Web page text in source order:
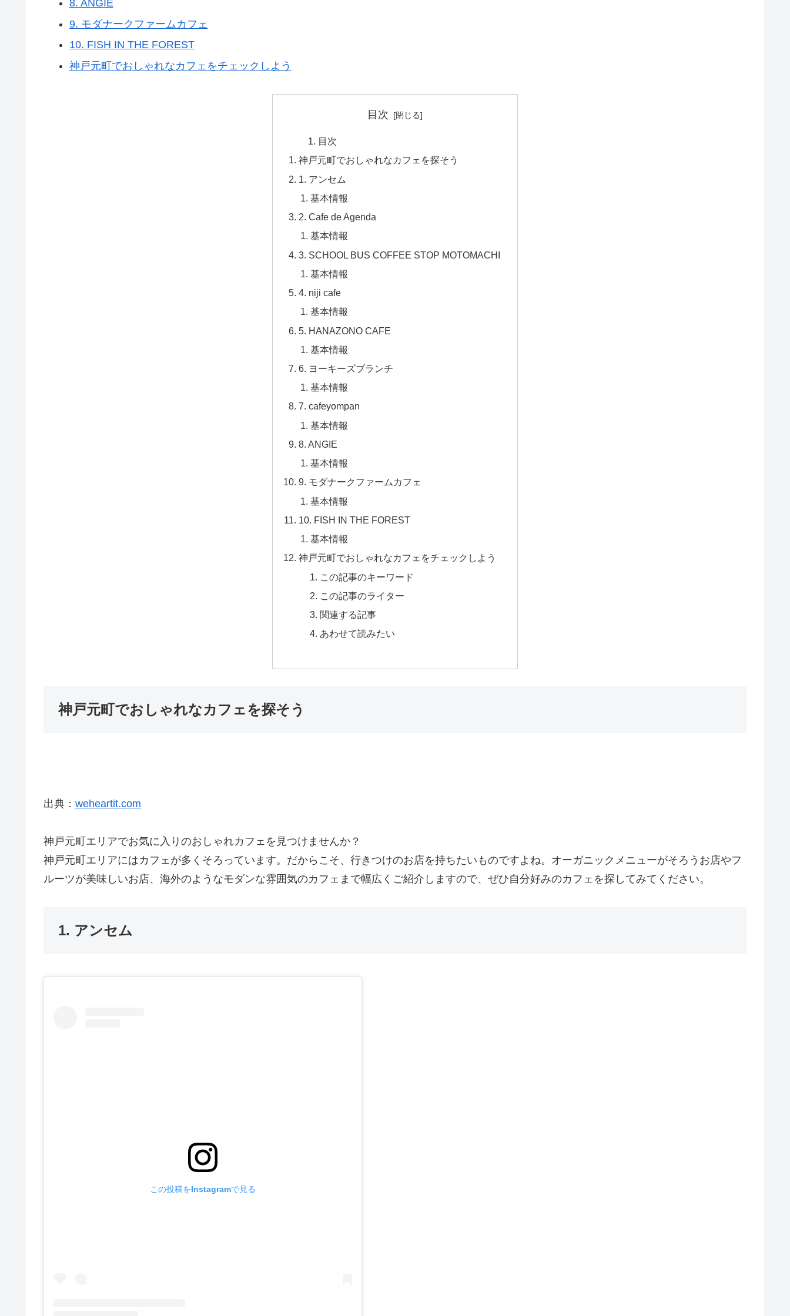
8. ANGIE
9. モダナークファームカフェ
10. FISH IN THE FOREST
神戸元町でおしゃれなカフェをチェックしよう
目次
目次
神戸元町でおしゃれなカフェを探そう
1. アンセム
基本情報
2. Cafe de Agenda
基本情報
3. SCHOOL BUS COFFEE STOP MOTOMACHI
基本情報
4. niji cafe
基本情報
5. HANAZONO CAFE
基本情報
6. ヨーキーズブランチ
基本情報
7. cafeyompan
基本情報
8. ANGIE
基本情報
9. モダナークファームカフェ
基本情報
10. FISH IN THE FOREST
基本情報
神戸元町でおしゃれなカフェをチェックしよう
この記事のキーワード
この記事のライター
関連する記事
あわせて読みたい
神戸元町でおしゃれなカフェを探そう
出典： weheartit.com
神戸元町エリアでお気に入りのおしゃれカフェを見つけませんか？
神戸元町エリアにはカフェが多くそろっています。だからこそ、行きつけのお店を持ちたいものですよね。オーガニックメニューがそろうお店やフ
ルーツが美味しいお店、海外のようなモダンな雰囲気のカフェまで幅広くご紹介しますので、ぜひ自分好みのカフェを探してみてください。
1. アンセム
この投稿をInstagramで見る